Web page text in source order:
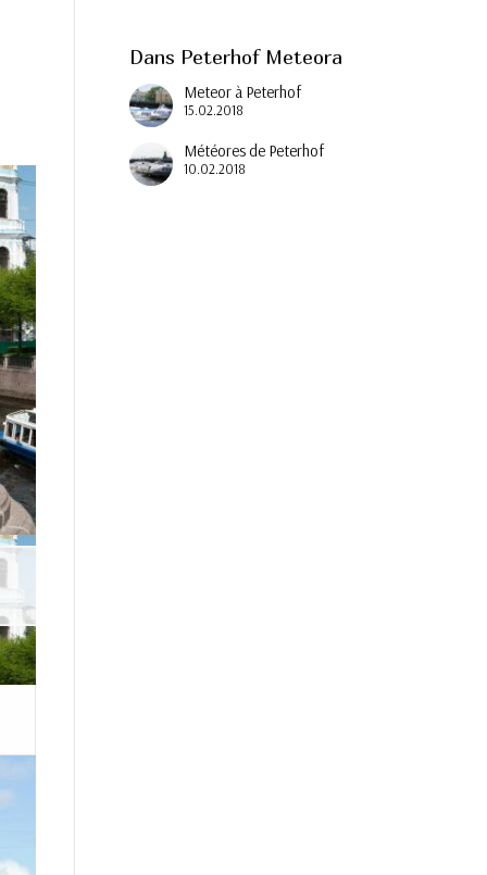
Dans Peterhof Meteora
Meteor à Peterhof
15.02.2018
Météores de Peterhof
10.02.2018